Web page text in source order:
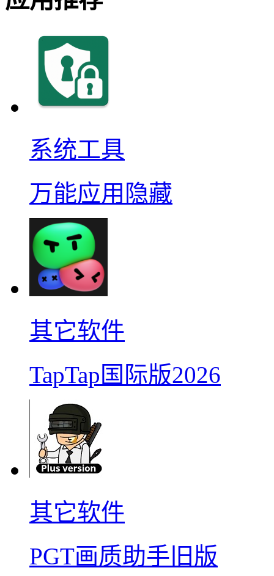
系统工具
万能应用隐藏
其它软件
TapTap国际版2026
其它软件
PGT画质助手旧版